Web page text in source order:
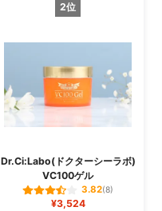
2位
Dr.Ci:Labo(ドクターシーラボ)
VC100ゲル
3.82(8)
¥3,524